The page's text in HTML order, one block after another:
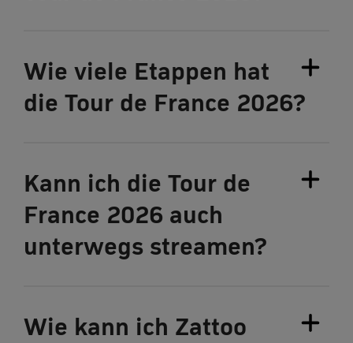
Wie viele Etappen hat
die Tour de France 2026?
Kann ich die Tour de
France 2026 auch
unterwegs streamen?
Wie kann ich Zattoo